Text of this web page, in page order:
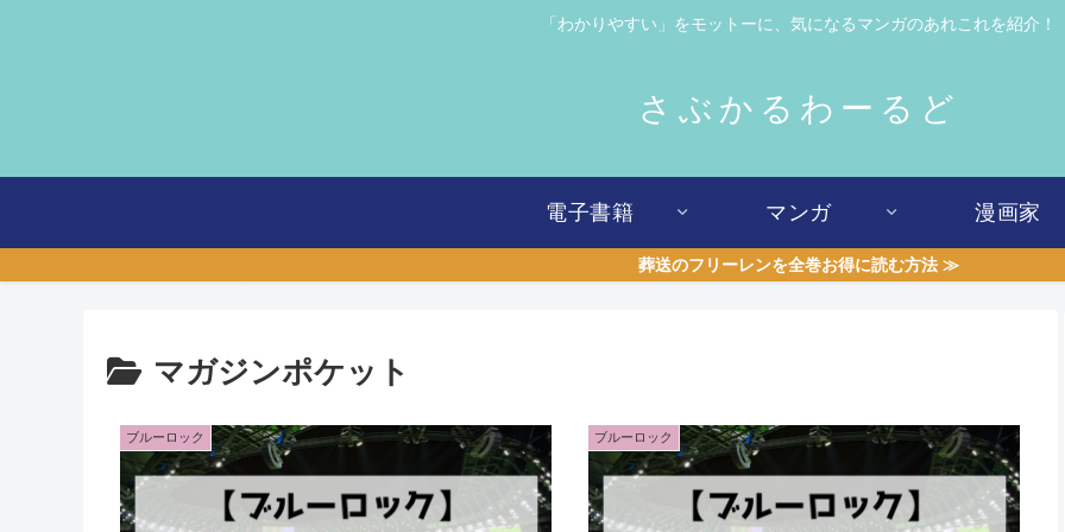
「わかりやすい」をモットーに、気になるマンガのあれこれを紹介！
さぶかるわーるど
電子書籍 マンガ 漫画家
葬送のフリーレンを全巻お得に読む方法 ≫
マガジンポケット
ブルーロック ブルーロック